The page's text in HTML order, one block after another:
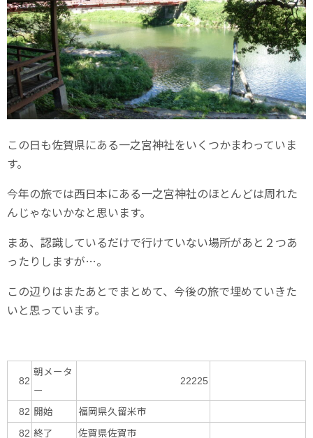
この日も佐賀県にある一之宮神社をいくつかまわっていま
す。
今年の旅では西日本にある一之宮神社のほとんどは周れた
んじゃないかなと思います。
まあ、認識しているだけで行けていない場所があと２つあ
ったりしますが…。
この辺りはまたあとでまとめて、今後の旅で埋めていきた
いと思っています。
82
朝メータ
ー
22225
82 開始 福岡県久留米市
82 終了 佐賀県佐賀市